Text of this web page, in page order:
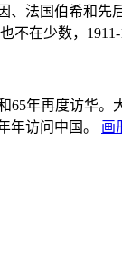
、法国伯希和
在少数，
65年再度访华
年访问中国。 画